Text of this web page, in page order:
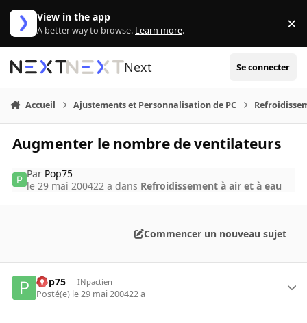
Aller au contenu
View in the app
A better way to browse. Learn more. ×
Next Se connecter
Accueil Ajustements et Personnalisation de PC
Augmenter le nombre de ventilateurs
Par Pop75
le 29 mai 200422 a dans Refroidissement à air et à eau
Commencer un nouveau sujet
Pop75 INpactien
Posté(e) le 29 mai 200422 a